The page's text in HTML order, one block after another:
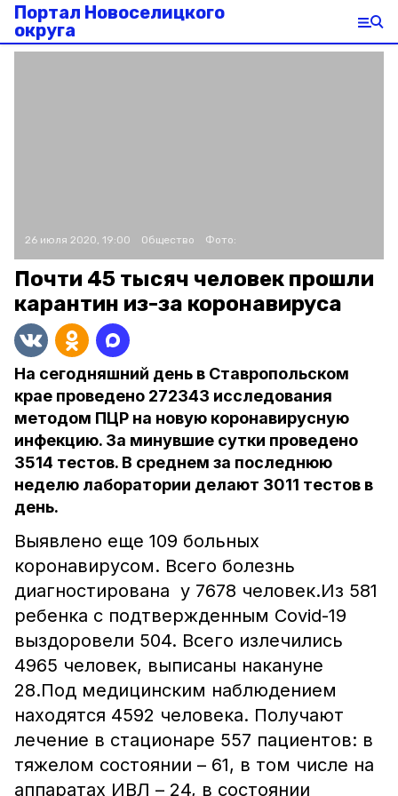
Портал Новоселицкого
округа
26 июля 2020, 19:00 Общество Фото:
Почти 45 тысяч человек прошли
карантин из-за коронавируса
На сегодняшний день в Ставропольском
крае проведено 272343 исследования
методом ПЦР на новую коронавирусную
инфекцию. За минувшие сутки проведено
3514 тестов. В среднем за последнюю
неделю лаборатории делают 3011 тестов в
день.
Выявлено еще 109 больных
коронавирусом. Всего болезнь
диагностирована у 7678 человек.Из 581
ребенка с подтвержденным Covid-19
выздоровели 504. Всего излечились
4965 человек, выписаны накануне
28.Под медицинским наблюдением
находятся 4592 человека. Получают
лечение в стационаре 557 пациентов: в
тяжелом состоянии – 61, в том числе на
аппаратах ИВЛ – 24, в состоянии